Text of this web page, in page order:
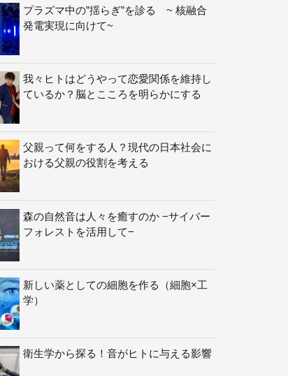
プラズマ中の”揺らぎ”を診る ~ 核融合
発電実現に向けて~
我々ヒトはどうやって恋愛関係を維持し
ているか？脳とこころを明らかにする
父親って何をする人？現代の日本社会に
おける父親の役割を考える
森の自然音は人々を癒すのか −サイバー
フォレストを活用して−
新しい薬としての細胞を作る（細胞×工
学）
衛生学から探る！音がヒトに与える影響